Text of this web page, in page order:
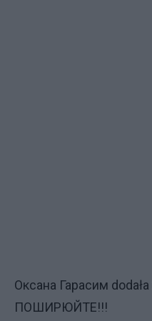
Оксана Гарасим dodała
ПОШИРЮЙТЕ!!!